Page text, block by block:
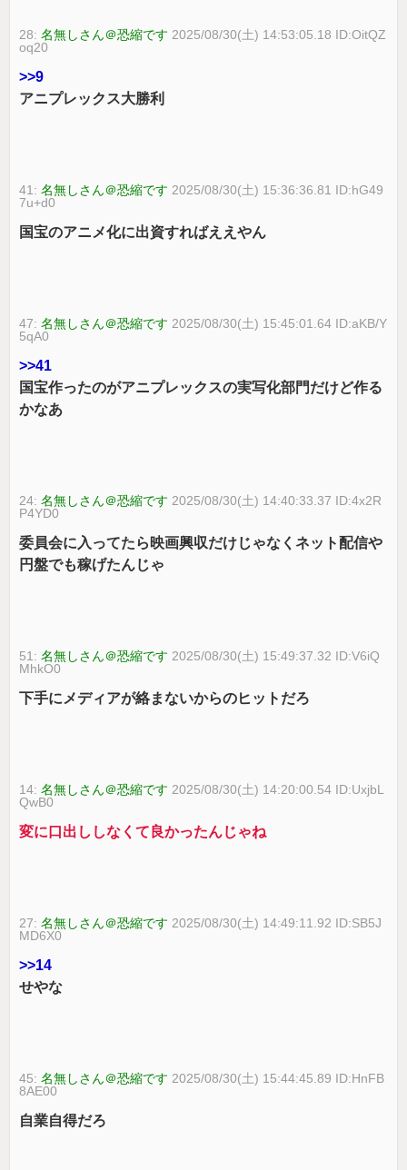
28:名無しさん＠恐縮です 2025/08/30(土) 14:53:05.18 ID:OitQZ
oq20
>>9
アニプレックス大勝利
41:名無しさん＠恐縮です 2025/08/30(土) 15:36:36.81 ID:hG49
7u+d0
国宝のアニメ化に出資すればええやん
47:名無しさん＠恐縮です 2025/08/30(土) 15:45:01.64 ID:aKB/Y
5qA0
>>41
国宝作ったのがアニプレックスの実写化部門だけど作る
かなあ
24:名無しさん＠恐縮です 2025/08/30(土) 14:40:33.37 ID:4x2R
P4YD0
委員会に入ってたら映画興収だけじゃなくネット配信や
円盤でも稼げたんじゃ
51:名無しさん＠恐縮です 2025/08/30(土) 15:49:37.32 ID:V6iQ
MhkO0
下手にメディアが絡まないからのヒットだろ
14:名無しさん＠恐縮です 2025/08/30(土) 14:20:00.54 ID:UxjbL
QwB0
変に口出ししなくて良かったんじゃね
27:名無しさん＠恐縮です 2025/08/30(土) 14:49:11.92 ID:SB5J
MD6X0
>>14
せやな
45:名無しさん＠恐縮です 2025/08/30(土) 15:44:45.89 ID:HnFB
8AE00
自業自得だろ